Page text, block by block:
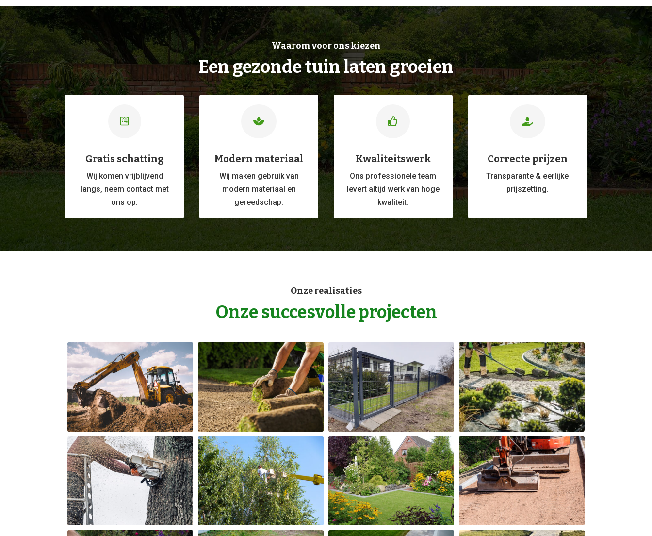
Waarom voor ons kiezen
Een gezonde tuin laten groeien

Gratis schatting
Wij komen vrijblijvend
langs, neem contact met
ons op.

Modern materiaal
Wij maken gebruik van
modern materiaal en
gereedschap.

Kwaliteitswerk
Ons professioneleteam
levert altijd werk van hoge
kwaliteit.

Correcte prijzen
Transparante & eerlijke
prijszetting.
Onze realisaties
Onze succesvolle projecten